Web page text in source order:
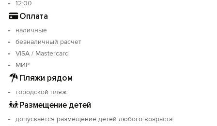
12:00
Оплата
наличные
безналичный расчет
VISA / Mastercard
МИР
Пляжи рядом
городской пляж
Размещение детей
допускается размещение детей любого возраста